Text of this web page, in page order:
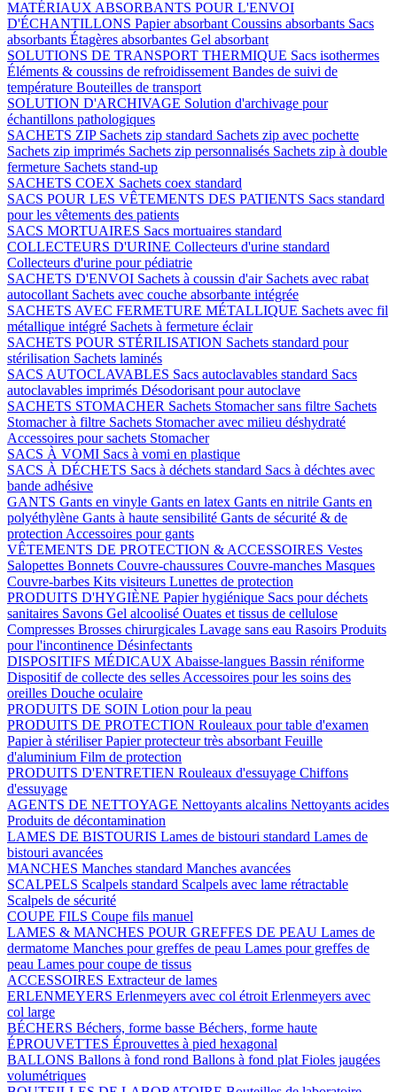
MATÉRIAUX ABSORBANTS POUR L'ENVOI
D'ÉCHANTILLONS Papier absorbant Coussins absorbants Sacs
absorbants Étagères absorbantes Gel absorbant
SOLUTIONS DE TRANSPORT THERMIQUE Sacs isothermes
Éléments & coussins de refroidissement Bandes de suivi de
température Bouteilles de transport
SOLUTION D'ARCHIVAGE Solution d'archivage pour
échantillons pathologiques
SACHETS ZIP Sachets zip standard Sachets zip avec pochette
Sachets zip imprimés Sachets zip personnalisés Sachets zip à double
fermeture Sachets stand-up
SACHETS COEX Sachets coex standard
SACS POUR LES VÊTEMENTS DES PATIENTS Sacs standard
pour les vêtements des patients
SACS MORTUAIRES Sacs mortuaires standard
COLLECTEURS D'URINE Collecteurs d'urine standard
Collecteurs d'urine pour pédiatrie
SACHETS D'ENVOI Sachets à coussin d'air Sachets avec rabat
autocollant Sachets avec couche absorbante intégrée
SACHETS AVEC FERMETURE MÉTALLIQUE Sachets avec fil
métallique intégré Sachets à fermeture éclair
SACHETS POUR STÉRILISATION Sachets standard pour
stérilisation Sachets laminés
SACS AUTOCLAVABLES Sacs autoclavables standard Sacs
autoclavables imprimés Désodorisant pour autoclave
SACHETS STOMACHER Sachets Stomacher sans filtre Sachets
Stomacher à filtre Sachets Stomacher avec milieu déshydraté
Accessoires pour sachets Stomacher
SACS À VOMI Sacs à vomi en plastique
SACS À DÉCHETS Sacs à déchets standard Sacs à déchtes avec
bande adhésive
GANTS Gants en vinyle Gants en latex Gants en nitrile Gants en
polyéthylène Gants à haute sensibilité Gants de sécurité & de
protection Accessoires pour gants
VÊTEMENTS DE PROTECTION & ACCESSOIRES Vestes
Salopettes Bonnets Couvre-chaussures Couvre-manches Masques
Couvre-barbes Kits visiteurs Lunettes de protection
PRODUITS D'HYGIÈNE Papier hygiénique Sacs pour déchets
sanitaires Savons Gel alcoolisé Ouates et tissus de cellulose
Compresses Brosses chirurgicales Lavage sans eau Rasoirs Produits
pour l'incontinence Désinfectants
DISPOSITIFS MÉDICAUX Abaisse-langues Bassin réniforme
Dispositif de collecte des selles Accessoires pour les soins des
oreilles Douche oculaire
PRODUITS DE SOIN Lotion pour la peau
PRODUITS DE PROTECTION Rouleaux pour table d'examen
Papier à stériliserPapier protecteur très absorbant Feuille
d'aluminium Film de protection
PRODUITS D'ENTRETIEN Rouleaux d'essuyage Chiffons
d'essuyage
AGENTS DE NETTOYAGE Nettoyants alcalins Nettoyants acides
Produits de décontamination
LAMES DE BISTOURIS Lames de bistouri standard Lames de
bistouri avancées
MANCHES Manches standard Manches avancées
SCALPELS Scalpels standard Scalpels avec lame rétractable
Scalpels de sécurité
COUPE FILS Coupe fils manuel
LAMES & MANCHES POUR GREFFES DE PEAU Lames de
dermatome Manches pour greffes de peau Lames pour greffes de
peau Lames pour coupe de tissus
ACCESSOIRES Extracteur de lames
ERLENMEYERS Erlenmeyers avec col étroit Erlenmeyers avec
col large
BÉCHERS Béchers, forme basse Béchers, forme haute
ÉPROUVETTES Éprouvettes à pied hexagonal
BALLONS Ballons à fond rond Ballons à fond plat Fioles jaugées
volumétriques